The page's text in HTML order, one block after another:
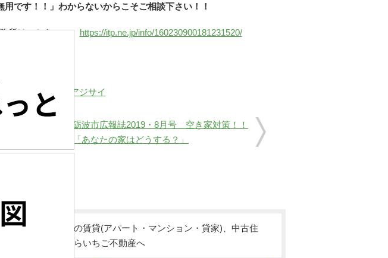
用です！！」わからないからこそご相談下さい！！
務所はこちら → https://itp.ne.jp/info/160230900181231520/
いちご不動産のアジサイ
砺波市広報誌2019・8月号 空き家対策！！
「あなたの家はどうする？」
南砺市・小矢部市の賃貸(アパート・マンション・貸家)、中古住
ンサルティングならいちご不動産へ